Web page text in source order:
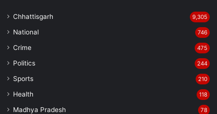
Chhattisgarh 9,305
National 746
Crime 475
Politics 244
Sports 210
Health 118
Madhya Pradesh 78